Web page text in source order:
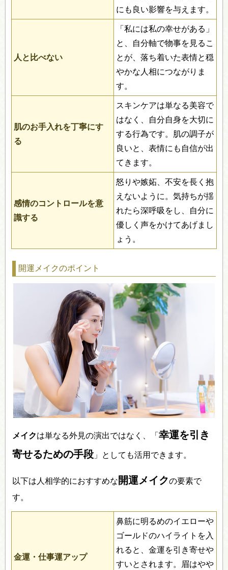
にも良い影響を与えます。
人と比べない
「私には私の幸せがある」
と、自分軸で物事を見るこ
とが、落ち着いた表情と穏
やかな人相につながりま
す。
肌のお手入れを丁寧にす
る
スキンケアは単なる美容で
はなく、自分自身を大切に
する行為です。肌の調子が
良いと、表情にも自信が出
てきます。
感情のコントロールを意
識する
怒りや嫉妬、不安を長く抱
えないように。気持ちが揺
れたら深呼吸をし、自分に
優しく声をかけてあげまし
ょう。
開運メイクのポイント
メイクは単なる外見の演出ではなく、「幸運を引き
寄せるための手段 」としても活用できます。
以下は人相学的におすすめな 開運メイクの要素で
す。
金運・仕事運アップ
鼻筋に明るめのイエローや
ゴールドのハイライトを入
れると、金運を引き寄せや
すいとされます。眉はやや